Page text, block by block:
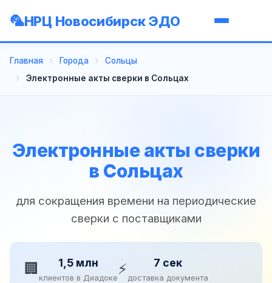
НРЦ Новосибирск ЭДО
Главная Города
Сольцы
Электронные акты сверки в Сольцах
Электронные акты сверки
в Сольцах
для сокращения времени на периодические
сверки с поставщиками
🏢 1,5 млн
клиентов в Диадоке⚡ 7 сек
доставка документа